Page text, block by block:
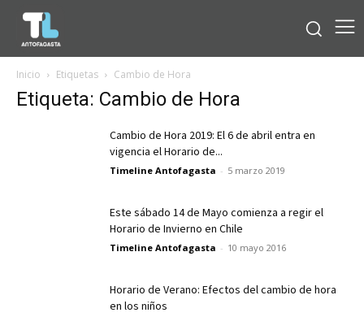
Inicio Etiquetas Cambio de Hora
Etiqueta: Cambio de Hora
Cambio de Hora 2019: El 6 de abril entra en
vigencia el Horario de...
Timeline Antofagasta - 5 marzo 2019
Este sábado 14 de Mayo comienza a regir el
Horario de Invierno en Chile
Timeline Antofagasta - 10 mayo 2016
Horario de Verano: Efectos del cambio de hora
en los niños